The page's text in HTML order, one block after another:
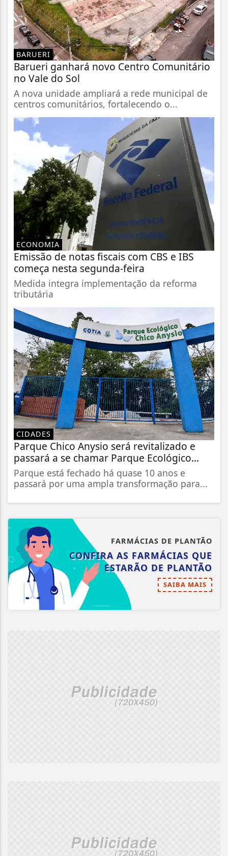
BARUERI
Barueri ganhará novo Centro Comunitário
no Vale do Sol
A nova unidade ampliará a rede municipal de
centros comunitários, fortalecendo o...
ECONOMIA
Emissão de notas fiscais com CBS e IBS
começa nesta segunda-feira
Medida integra implementação da reforma
tributária
CIDADES
Parque Chico Anysio será revitalizado e
passará a se chamar Parque Ecológico...
Parque está fechado há quase 10 anos e
passará por uma ampla transformação para...
FARMÁCIAS DE PLANTÃO
CONFIRA AS FARMÁCIAS QUE
ESTARÃO DE PLANTÃO
SAIBA MAIS